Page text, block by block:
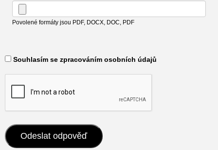
Povolené formáty jsou PDF, DOCX, DOC, PDF
​ Souhlasím se zpracováním osobních údajů